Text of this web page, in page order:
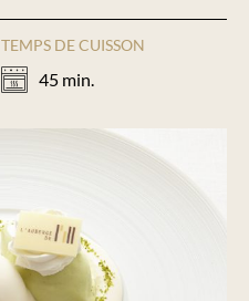
TEMPS DE CUISSON
45 min.